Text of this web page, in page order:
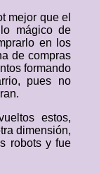
mejor que el
mágico de
en los
de compras
formando
pues no
estos,
dimensión,
robots y fue